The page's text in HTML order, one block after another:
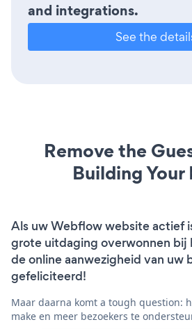
and integrations.
See the
Remove the
Building Your
Als uw Webflow website actief
grote uitdaging overwonnen bij
de online aanwezigheid van uw
gefeliciteerd!
Maar daarna komt a tough question:
make en meer bezoekers te